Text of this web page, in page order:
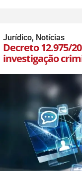
Jurídico, Notícias
Decreto 12.975/
investigação